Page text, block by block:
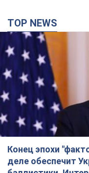
TOP NEWS
Конец эпохи
деле обеспечит